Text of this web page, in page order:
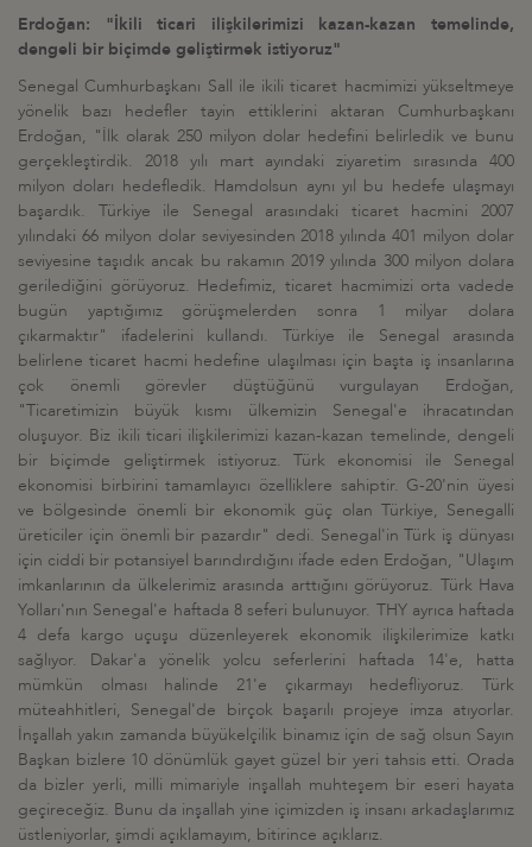
Erdoğan: "İkili ticari ilişkilerimizi kazan-kazan temelinde,
dengeli bir biçimde geliştirmek istiyoruz"
Senegal Cumhurbaşkanı Sall ile ikili ticaret hacmimizi yükseltmeye
yönelik bazı hedefler tayin ettiklerini aktaran Cumhurbaşkanı
Erdoğan, "İlk olarak 250 milyon dolar hedefini belirledik ve bunu
gerçekleştirdik. 2018 yılı mart ayındaki ziyaretim sırasında 400
milyon doları hedefledik. Hamdolsun aynı yıl bu hedefe ulaşmayı
başardık. Türkiye ile Senegal arasındaki ticaret hacmini 2007
yılındaki 66 milyon dolar seviyesinden 2018 yılında 401 milyon dolar
seviyesine taşıdık ancak bu rakamın 2019 yılında 300 milyon dolara
gerilediğini görüyoruz. Hedefimiz, ticaret hacmimizi orta vadede
bugün yaptığımız görüşmelerden sonra 1 milyar dolara
çıkarmaktır" ifadelerini kullandı. Türkiye ile Senegal arasında
belirlene ticaret hacmi hedefine ulaşılması için başta iş insanlarına
çok önemli görevler düştüğünü vurgulayan Erdoğan,
"Ticaretimizin büyük kısmı ülkemizin Senegal'e ihracatından
oluşuyor. Biz ikili ticari ilişkilerimizi kazan-kazan temelinde, dengeli
bir biçimde geliştirmek istiyoruz. Türk ekonomisi ile Senegal
ekonomisi birbirini tamamlayıcı özelliklere sahiptir. G-20'nin üyesi
ve bölgesinde önemli bir ekonomik güç olan Türkiye, Senegalli
üreticiler için önemli bir pazardır" dedi. Senegal'in Türk iş dünyası
için ciddi bir potansiyel barındırdığını ifade eden Erdoğan, "Ulaşım
imkanlarının da ülkelerimiz arasında arttığını görüyoruz. Türk Hava
Yolları'nın Senegal'e haftada 8 seferi bulunuyor. THY ayrıca haftada
4 defa kargo uçuşu düzenleyerek ekonomik ilişkilerimize katkı
sağlıyor. Dakar'a yönelik yolcu seferlerini haftada 14'e, hatta
mümkün olması halinde 21'e çıkarmayı hedefliyoruz. Türk
müteahhitleri, Senegal'de birçok başarılı projeye imza atıyorlar.
İnşallah yakın zamanda büyükelçilik binamız için de sağ olsun Sayın
Başkan bizlere 10 dönümlük gayet güzel bir yeri tahsis etti. Orada
da bizler yerli, milli mimariyle inşallah muhteşem bir eseri hayata
geçireceğiz. Bunu da inşallah yine içimizden iş insanı arkadaşlarımız
üstleniyorlar, şimdi açıklamayım, bitirince açıklarız.